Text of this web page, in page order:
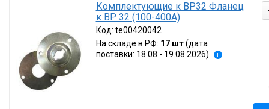
Комплектующие к ВР32 Фланец
к ВР 32 (100-400А)
Код: te00420042
На складе в РФ: 17 шт (дата
поставки: 18.08 - 19.08.2026)
i